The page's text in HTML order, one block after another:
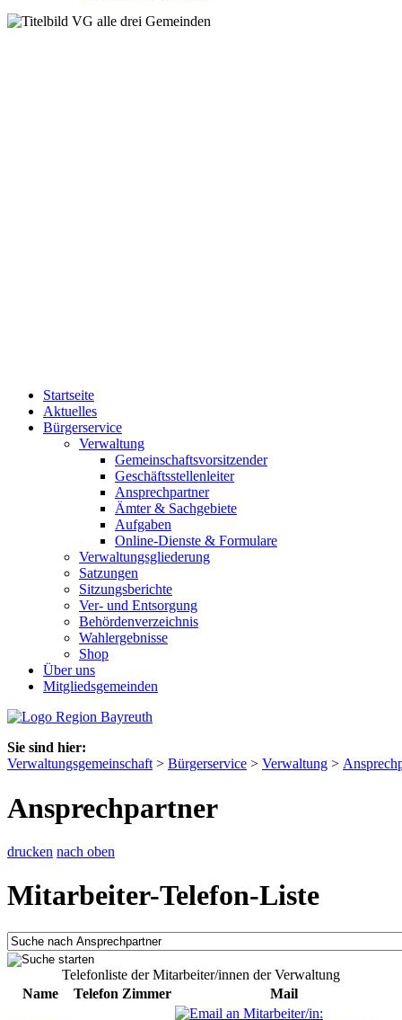
Startseite
Aktuelles
Bürgerservice
Verwaltung
Gemeinschaftsvorsitzender
Geschäftsstellenleiter
Ansprechpartner
Ämter & Sachgebiete
Aufgaben
Online-Dienste & Formulare
Verwaltungsgliederung
Satzungen
Sitzungsberichte
Ver- und Entsorgung
Behördenverzeichnis
Wahlergebnisse
Shop
Über uns
Mitgliedsgemeinden
Sie sind hier:
Verwaltungsgemeinschaft > Bürgerservice > Verwaltung >
Ansprechpartner
drucken nach oben
Mitarbeiter-Telefon-Liste
Telefonliste der Mitarbeiter/innen der Verwaltung
Name
Telefon Zimmer Mail